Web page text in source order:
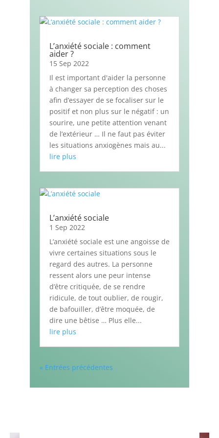
L’anxiété sociale : comment
aider ?
15 Sep 2022
Il est important d'aider la personne
à changer sa perception des choses
afin d’essayer de se focaliser sur le
positif et non plus sur le négatif : un
sourire, une petite attention venant
de l’extérieur … Il ne faut pas éviter
les situations anxiogènes mais au...
lire plus
L’anxiété sociale
1 Sep 2022
L’anxiété sociale est une angoisse de
vivre certaines situations sous le
regard des autres. La personne
ressent alors une peur intense
d’être critiquée, de se rendre
ridicule, de tout oublier, de rougir,
de bafouiller, d’être moquée, de
dire une bêtise … Plus elle...
lire plus
« Entrées précédentes